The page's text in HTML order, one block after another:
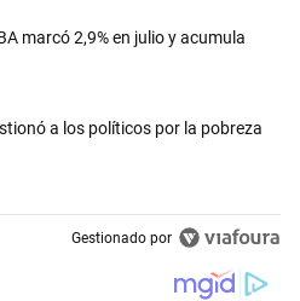
con más comentarios en los
título "La inflación en CABA marcó
marcó 2,9% en julio y acumula
título "García Cuerva cuestionó a los
a los políticos por la pobreza
Gestionado por